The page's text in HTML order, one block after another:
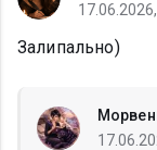
Залипально)